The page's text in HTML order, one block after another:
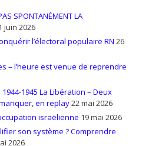
SPONTANÉMENT LA
juin 2026
l’électoral populaire RN 26
– l’heure est venue de reprendre
1945 La Libération – Deux
en replay22 mai 2026
israëlienne 19 mai 2026
son système ? Comprendre
2026